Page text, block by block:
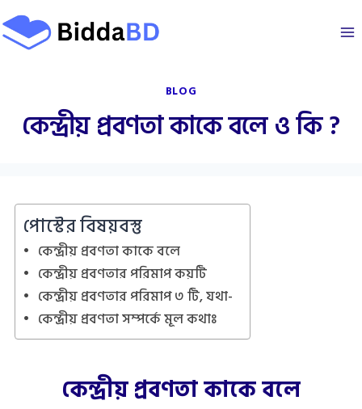
Skip
to
BLOG
কেন্দ্রীয় প্রবণতা কাকে বলে ও কি ?
পোস্টের বিষয়বস্তু
কেন্দ্রীয় প্রবণতা কাকে বলে
কেন্দ্রীয় প্রবণতার পরিমাপ কয়টি
কেন্দ্রীয় প্রবণতার পরিমাপ ৩ টি, যথা-
কেন্দ্রীয় প্রবণতা সম্পর্কে মূল কথাঃ
কেন্দ্রীয় প্রবণতা কাকে বলে